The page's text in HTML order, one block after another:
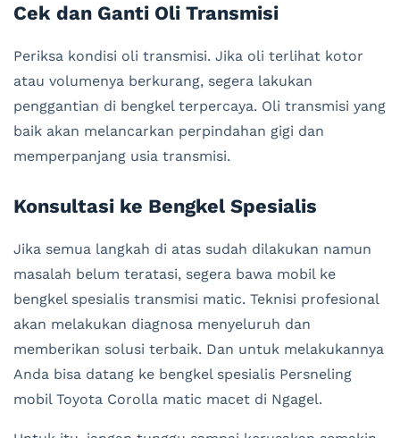
Cek dan Ganti Oli Transmisi
Periksa kondisi oli transmisi. Jika oli terlihat kotor
atau volumenya berkurang, segera lakukan
penggantian di bengkel terpercaya. Oli transmisi yang
baik akan melancarkan perpindahan gigi dan
memperpanjang usia transmisi.
Konsultasi ke Bengkel Spesialis
Jika semua langkah di atas sudah dilakukan namun
masalah belum teratasi, segera bawa mobil ke
bengkel spesialis transmisi matic. Teknisi profesional
akan melakukan diagnosa menyeluruh dan
memberikan solusi terbaik. Dan untuk melakukannya
Anda bisa datang ke bengkel spesialis Persneling
mobil Toyota Corolla matic macet di Ngagel.